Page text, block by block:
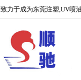
致力于成为东莞注塑,UV喷